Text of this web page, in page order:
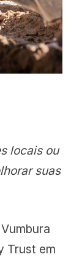
locais ou
suas
Trust em